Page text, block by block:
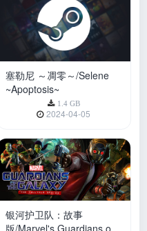
塞勒尼 ～凋零～/Selene
~Apoptosis~
1.4 GB
2024-04-05
银河护卫队：故事
版/Marvel's Guardians of